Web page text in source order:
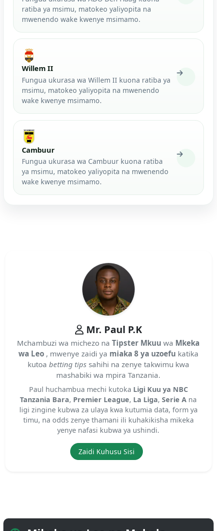
ratiba ya msimu, matokeo yaliyopita na
mwenendo wake kwenye msimamo.
Willem II
Fungua ukurasa wa Willem II kuona ratiba ya
msimu, matokeo yaliyopita na mwenendo
wake kwenye msimamo.
Cambuur
Fungua ukurasa wa Cambuur kuona ratiba
ya msimu, matokeo yaliyopita na mwenendo
wake kwenye msimamo.
Mr. Paul P.K
Mchambuzi wa michezo naTipster Mkuu wa Mkeka
wa Leo , mwenye zaidi ya miaka 8 ya uzoefu katika
kutoa betting tips sahihi na zenye takwimu kwa
mashabiki wa mpira Tanzania.
Paul huchambua mechi kutoka Ligi Kuu ya NBC
Tanzania Bara, Premier League, La Liga,Serie A na
ligi zingine kubwa za ulaya kwa kutumia data, form ya
timu, na odds zenye thamani ili kuhakikisha mikeka
yenye nafasi kubwa ya ushindi.
Zaidi Kuhusu Sisi